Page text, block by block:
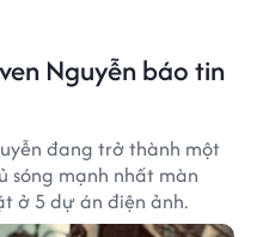
Nguyễn báo tin
đang trở thành một
mạnh nhất màn
ở 5 dự án điện ảnh.